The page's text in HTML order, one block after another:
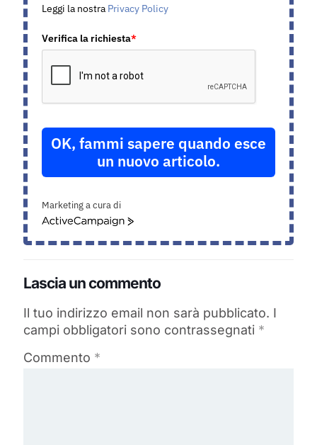
Leggi la nostra Privacy Policy
Verifica la richiesta*
OK, fammi sapere quando esce
un nuovo articolo.
Marketing a cura di
ActiveCampaign
Lascia un commento
Il tuo indirizzo email non sarà pubblicato. I
campi obbligatori sono contrassegnati *
Commento *